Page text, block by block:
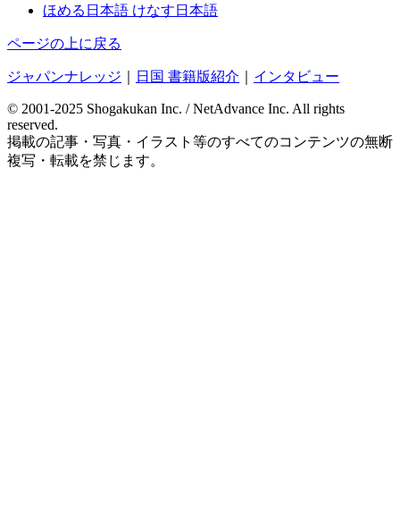
ほめる日本語 けなす日本語
ページの上に戻る
ジャパンナレッジ 日国 書籍版紹介 インタビュー
© 2001-2025 Shogakukan Inc. / NetAdvance Inc. All rights
reserved.
掲載の記事・写真・イラスト等のすべてのコンテンツの無断
複写・転載を禁じます。